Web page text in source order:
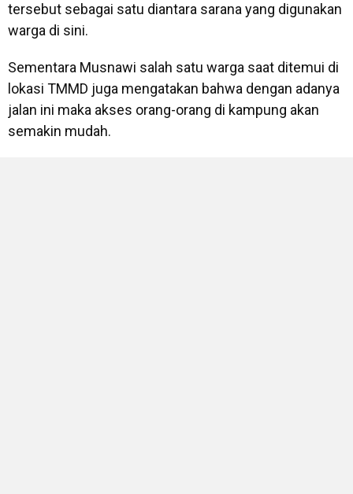
tersebut sebagai satu diantara sarana yang digunakan
warga di sini.
Sementara Musnawi salah satu warga saat ditemui di
lokasi TMMD juga mengatakan bahwa dengan adanya
jalan ini maka akses orang-orang di kampung akan
semakin mudah.